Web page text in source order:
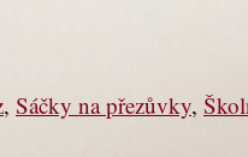
, Sáčky na přezůvky,